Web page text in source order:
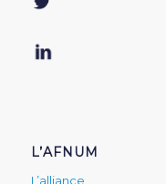
L’AFNUM
L’alliance